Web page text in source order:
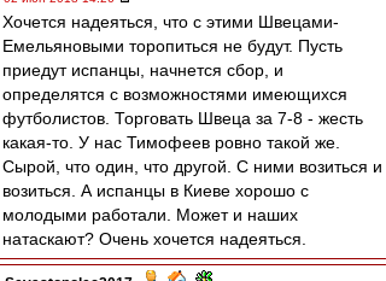
Хочется надеяться, что с этими Швецами-
Емельяновыми торопиться не будут. Пусть
приедут испанцы, начнется сбор, и
определятся с возможностями имеющихся
футболистов. Торговать Швеца за 7-8 - жесть
какая-то. У нас Тимофеев ровно такой же.
Сырой, что один, что другой. С ними возиться и
возиться. А испанцы в Киеве хорошо с
молодыми работали. Может и наших
натаскают? Очень хочется надеяться.